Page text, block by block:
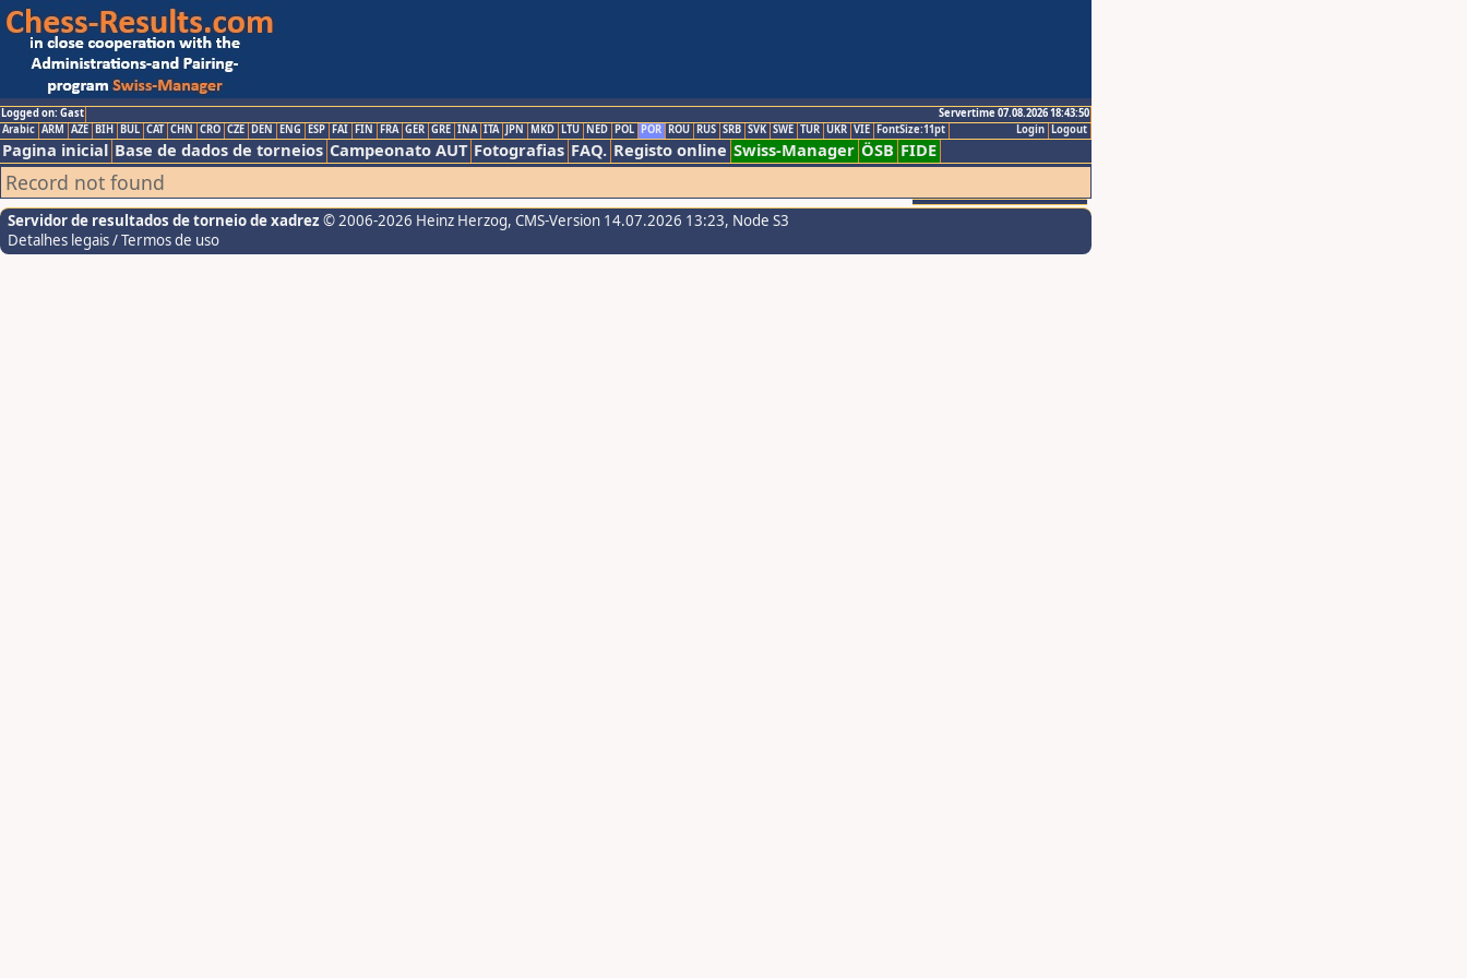
Logged on: Gast
Servertime 07.08.2026 18:43:50
Logout
Login
Arabic ARM AZE BIH BUL CAT CHN CRO CZE DEN ENG ESP FAI FIN FRA GER GRE INA ITA JPN MKD LTU NED POL POR ROU RUS SRB SVK SWE TUR UKR VIE FontSize:11pt
Pagina inicial Base de dados de torneios Campeonato AUT Fotografias FAQ. Registo online Swiss-Manager ÖSB FIDE
Record not found
Servidor de resultados de torneio de xadrez © 2006-2026 Heinz Herzog, CMS-Version 14.07.2026 13:23, Node S3
Detalhes legais / Termos de uso